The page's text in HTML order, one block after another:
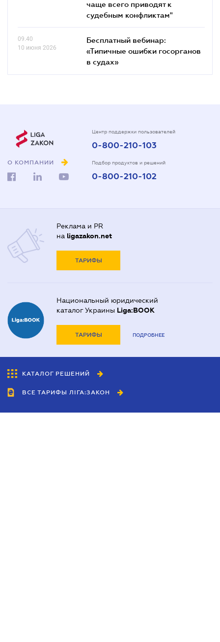
чаще всего приводят к
судебным конфликтам"
09.40
10 июня 2026
Бесплатный вебинар:
«Типичные ошибки госорганов
в судах»
О КОМПАНИИ
Центр поддержки пользователей
0-800-210-103
Подбор продуктов и решений
0-800-210-102
Реклама и PR
на ligazakon.net
ТАРИФЫ
Национальный юридический
каталог Украины Liga:BOOK
ТАРИФЫ ПОДРОБНЕЕ
КАТАЛОГ РЕШЕНИЙ
ВСЕ ТАРИФЫ ЛІГА:ЗАКОН